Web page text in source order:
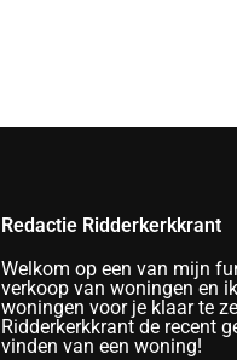
Redactie Ridderkerkkrant
Welkom op een van mijn
verkoop van woningen en
woningen voor je klaar te
Ridderkerkkrant de recent
vinden van een woning!